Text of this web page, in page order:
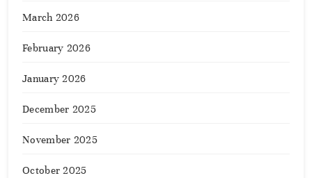
March 2026
February 2026
January 2026
December 2025
November 2025
October 2025